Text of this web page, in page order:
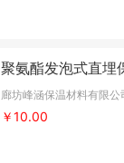
聚氨酯发泡式直埋
廊坊峰涵保温材料有限公
￥10.00